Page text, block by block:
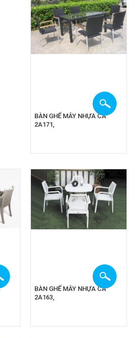
BÀN GHẾ MÂY NHỰA CA
2A171,
BÀN GHẾ MÂY NHỰA CA
2A163,